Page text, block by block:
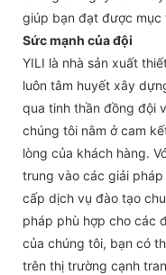
giúp bạn đạt được mục
Sức mạnh của đội
YILI là nhà sản xuất
luôn tâm huyết xây
qua tinh thần đồng đội
chúng tôi nằm ở cam
lòng của khách hàng.
trung vào các giải
cấp dịch vụ đào tạo
pháp phù hợp cho các
của chúng tôi, bạn có
trên thị trường cạnh